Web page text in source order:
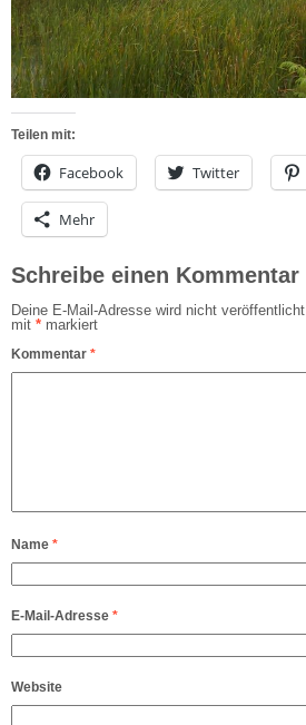
Teilen mit:
Facebook Twitter
Mehr
Schreibe einen Kommentar
Deine E-Mail-Adresse wird nicht veröffentlicht.
mit * markiert
Kommentar *
Name *
E-Mail-Adresse *
Website